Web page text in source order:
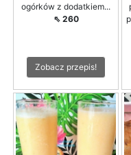
ogórków z dodatkiem...
⇖ 260
Zobacz przepis!